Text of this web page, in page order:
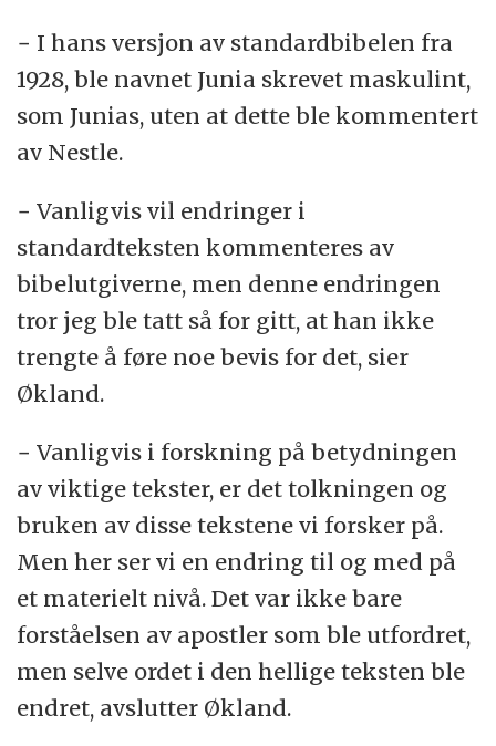
− I hans versjon av standardbibelen fra
1928, ble navnet Junia skrevet maskulint,
som Junias, uten at dette ble kommentert
av Nestle.
− Vanligvis vil endringer i
standardteksten kommenteres av
bibelutgiverne, men denne endringen
tror jeg ble tatt så for gitt, at han ikke
trengte å føre noe bevis for det, sier
Økland.
− Vanligvis i forskning på betydningen
av viktige tekster, er det tolkningen og
bruken av disse tekstene vi forsker på.
Men her ser vi en endring til og med på
et materielt nivå. Det var ikke bare
forståelsen av apostler som ble utfordret,
men selve ordet i den hellige teksten ble
endret, avslutter Økland.